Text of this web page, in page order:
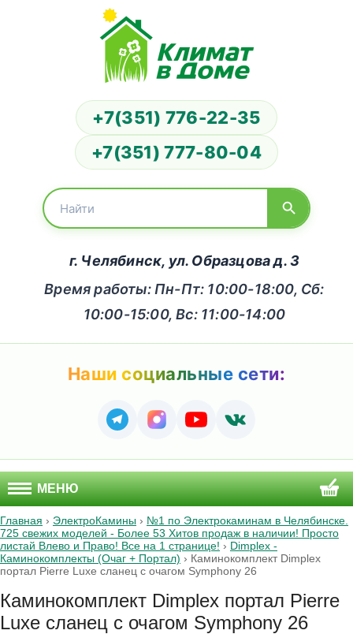
+7(351) 776-22-35
+7(351) 777-80-04
г. Челябинск, ул. Образцова д. 3
Время работы: Пн-Пт: 10:00-18:00, Сб:
10:00-15:00, Вс: 11:00-14:00
Наши социальные сети:
МЕНЮ
Главная › ЭлектроКамины › №1 по Электрокаминам в Челябинске.
725 свежих моделей - Более 53 Хитов продаж в наличии! Просто
листай Влево и Право! Все на 1 странице! › Dimplex -
Каминокомплекты (Очаг + Портал) › Каминокомплект Dimplex
портал Pierre Luxe сланец с очагом Symphony 26
Каминокомплект Dimplex портал Pierre
Luxe сланец с очагом Symphony 26